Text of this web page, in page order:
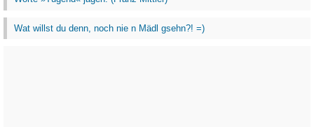
Wat willst du denn, noch nie n Mädl gsehn?! =)